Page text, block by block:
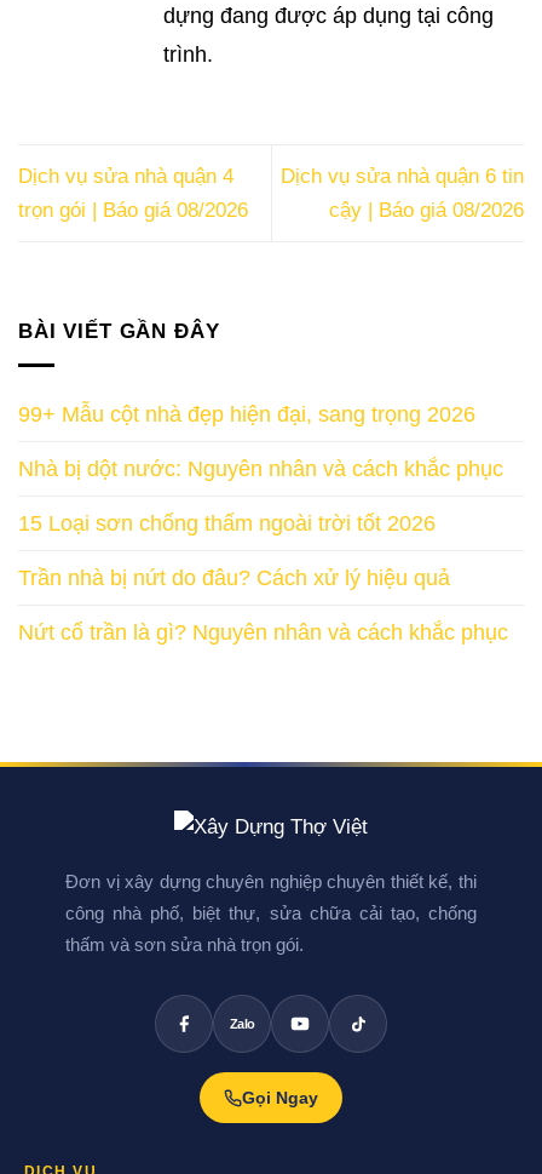
dựng đang được áp dụng tại công
trình.
Dịch vụ sửa nhà quận 4
trọn gói | Báo giá 08/2026
Dịch vụ sửa nhà quận 6 tin
cậy | Báo giá 08/2026
BÀI VIẾT GẦN ĐÂY
99+ Mẫu cột nhà đẹp hiện đại, sang trọng 2026
Nhà bị dột nước: Nguyên nhân và cách khắc phục
15 Loại sơn chống thấm ngoài trời tốt 2026
Trần nhà bị nứt do đâu? Cách xử lý hiệu quả
Nứt cổ trần là gì? Nguyên nhân và cách khắc phục
Đơn vị xây dựng chuyên nghiệp chuyên thiết kế, thi
công nhà phố, biệt thự, sửa chữa cải tạo, chống
thấm và sơn sửa nhà trọn gói.
Zalo
Gọi Ngay